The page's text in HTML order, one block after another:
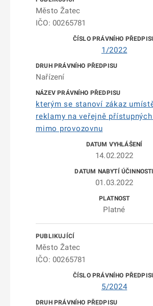
Město Žatec
IČO: 00265781
1/2022
Nařízení
kterým se stanoví zákaz
reklamy na veřejně
mimo provozovnu
14.02.2022
01.03.2022
Platné
Město Žatec
IČO: 00265781
5/2024